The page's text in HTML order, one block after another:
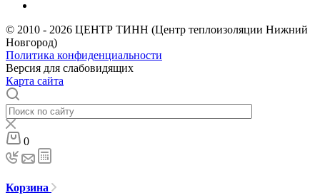
© 2010 - 2026 ЦЕНТР ТИНН (Центр теплоизоляции Нижний
Новгород)
Политика конфиденциальности
Версия для слабовидящих
Карта сайта
0
Корзина